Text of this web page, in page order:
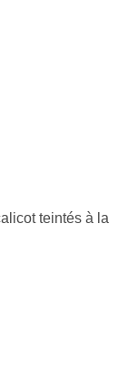
teintés à la